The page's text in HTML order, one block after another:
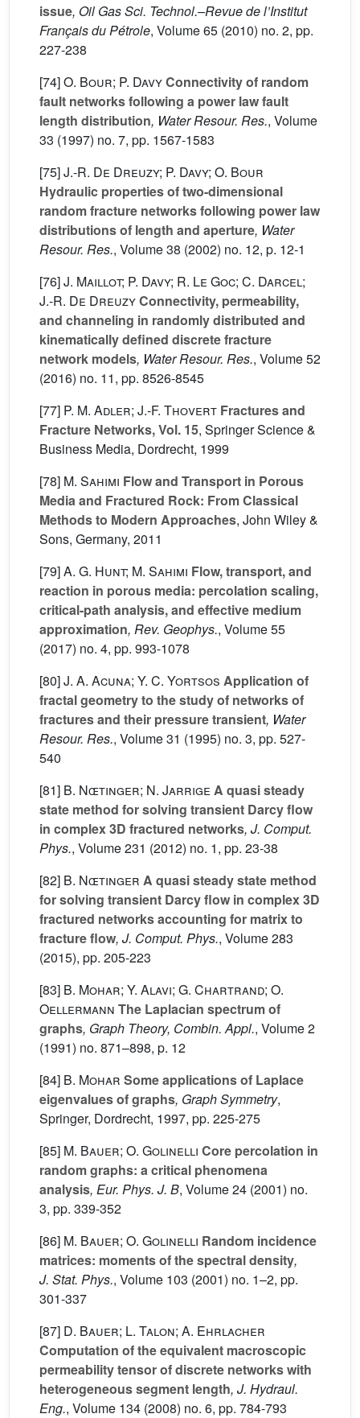
issue, Oil Gas Sci. Technol.–Revue de l’Institut
Français du Pétrole, Volume 65 (2010) no. 2, pp.
227-238
[74]O. Bour; P. DavyConnectivity of random
fault networks following a power law fault
length distribution, Water Resour. Res., Volume
33 (1997) no. 7, pp. 1567-1583
[75]J.-R. De Dreuzy; P. Davy; O. Bour
Hydraulic properties of two-dimensional
random fracture networks following power law
distributions of length and aperture, Water
Resour. Res., Volume 38 (2002) no. 12, p. 12-1
[76]J. Maillot; P. Davy; R. Le Goc; C. Darcel;
J.-R. De DreuzyConnectivity, permeability,
and channeling in randomly distributed and
kinematically defined discrete fracture
network models, Water Resour. Res., Volume 52
(2016) no. 11, pp. 8526-8545
[77] P. M. Adler; J.-F. Thovert Fractures and
Fracture Networks, Vol. 15, Springer Science &
Business Media, Dordrecht, 1999
[78] M. Sahimi Flow and Transport in Porous
Media and Fractured Rock: From Classical
Methods to Modern Approaches, John Wiley &
Sons, Germany, 2011
[79]A. G. Hunt; M. Sahimi Flow, transport, and
reaction in porous media: percolation scaling,
critical-path analysis, and effective medium
approximation, Rev. Geophys., Volume 55
(2017) no. 4, pp. 993-1078
[80]J. A. Acuna; Y. C. Yortsos Application of
fractal geometry to the study of networks of
fractures and their pressure transient, Water
Resour. Res., Volume 31 (1995) no. 3, pp. 527-
540
[81] B. Nœtinger; N. Jarrige A quasi steady
state method for solving transient Darcy flow
in complex 3D fractured networks, J. Comput.
Phys., Volume 231 (2012) no. 1, pp. 23-38
[82] B. Nœtinger A quasi steady state method
for solving transient Darcy flow in complex 3D
fractured networks accounting for matrix to
fracture flow, J. Comput. Phys., Volume 283
(2015), pp. 205-223
[83] B. Mohar; Y. Alavi; G. Chartrand; O.
Oellermann The Laplacian spectrum of
graphs, Graph Theory, Combin. Appl., Volume 2
(1991) no. 871–898, p. 12
[84] B. Mohar Some applications of Laplace
eigenvalues of graphs, Graph Symmetry,
Springer, Dordrecht, 1997, pp. 225-275
[85] M. Bauer; O. Golinelli Core percolation in
random graphs: a critical phenomena
analysis, Eur. Phys. J. B, Volume 24 (2001) no.
3, pp. 339-352
[86] M. Bauer; O. Golinelli Random incidence
matrices: moments of the spectral density,
J. Stat. Phys., Volume 103 (2001) no. 1–2, pp.
301-337
[87] D. Bauer; L. Talon; A. Ehrlacher
Computation of the equivalent macroscopic
permeability tensor of discrete networks with
heterogeneous segment length, J. Hydraul.
Eng., Volume 134 (2008) no. 6, pp. 784-793